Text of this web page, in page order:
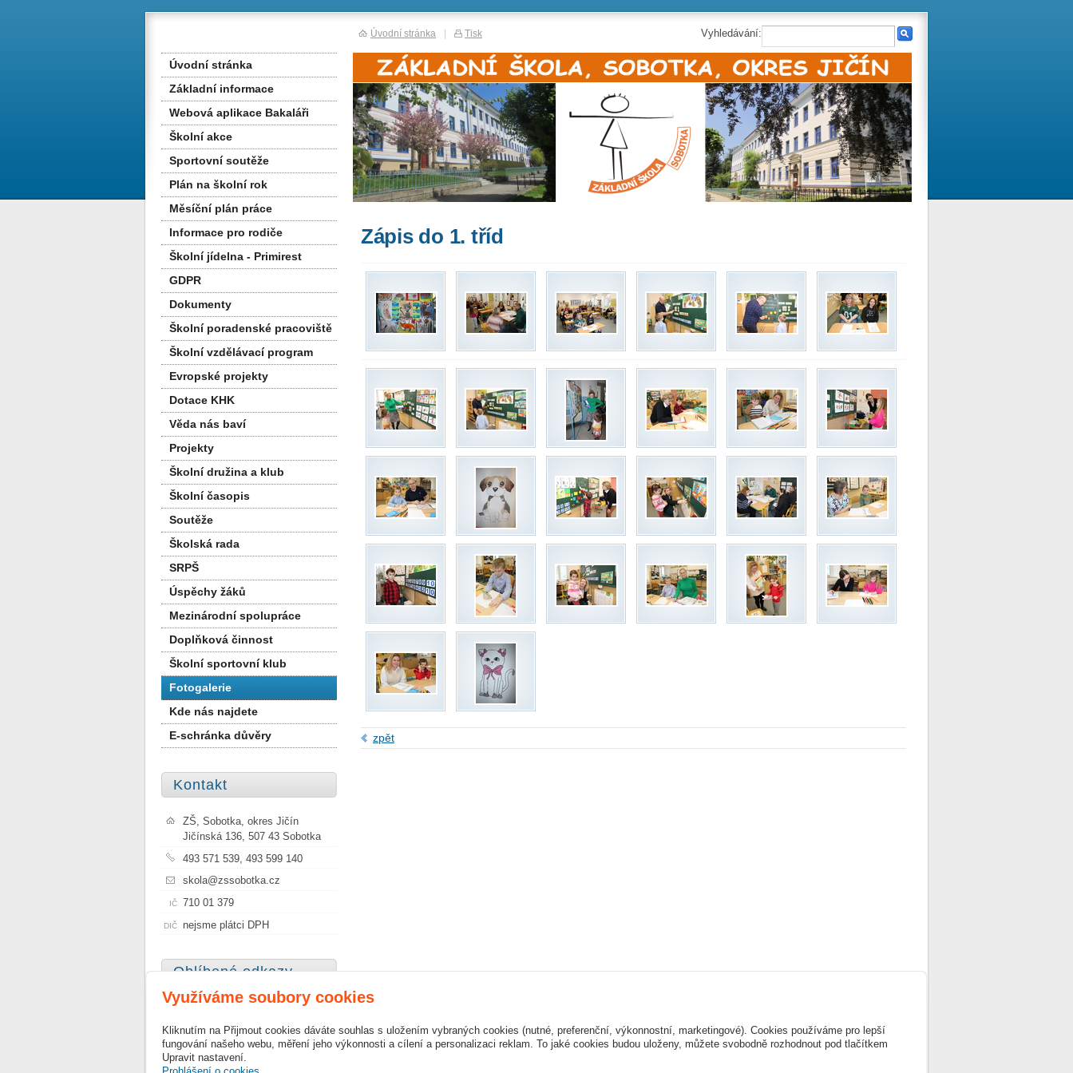
Zápis do 1. tříd
zpět
Úvodní stránka
Základní informace
Webová aplikace Bakaláři
Školní akce
Sportovní soutěže
Plán na školní rok
Měsíční plán práce
Informace pro rodiče
Školní jídelna - Primirest
GDPR
Dokumenty
Školní poradenské pracoviště
Školní vzdělávací program
Evropské projekty
Dotace KHK
Věda nás baví
Projekty
Školní družina a klub
Školní časopis
Soutěže
Školská rada
SRPŠ
Úspěchy žáků
Mezinárodní spolupráce
Doplňková činnost
Školní sportovní klub
Fotogalerie
Kde nás najdete
E-schránka důvěry
Kontakt
ZŠ, Sobotka, okres Jičín
Jičínská 136, 507 43 Sobotka
493 571 539, 493 599 140
skola@zssobotka.cz
IČ 710 01 379
DIČ nejsme plátci DPH
Oblíbené odkazy
Szkoła Podstawowa Nr 1 im.
Janusza Korczaka w Sobótce
Vyhledávání:
Úvodní stránka | Tisk
Využíváme soubory cookies
Kliknutím na Přijmout cookies dáváte souhlas s uložením vybraných cookies (nutné, preferenční, výkonnostní, marketingové). Cookies používáme pro lepší
fungování našeho webu, měření jeho výkonnosti a cílení a personalizaci reklam. To jaké cookies budou uloženy, můžete svobodně rozhodnout pod tlačítkem
Upravit nastavení.